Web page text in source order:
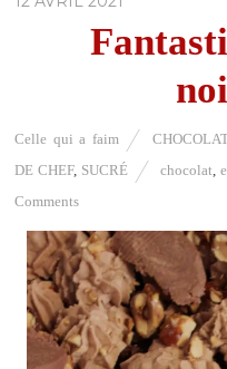
Celle qui a faim CHOCOLAT
DE CHEF, SUCRÉ chocolat
Comments